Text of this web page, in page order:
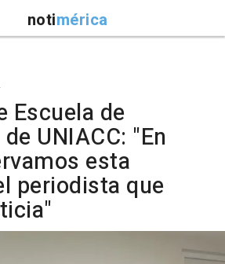
notimérica
Escuela de
UNIACC: "En
esta
periodista que